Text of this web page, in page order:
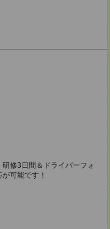
修3日間＆ドライバーフォ
可能です！